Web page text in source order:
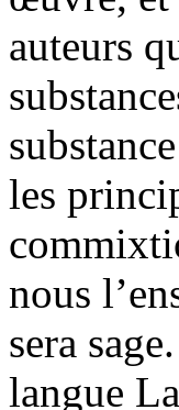
auteurs
les
nous
sera
langue